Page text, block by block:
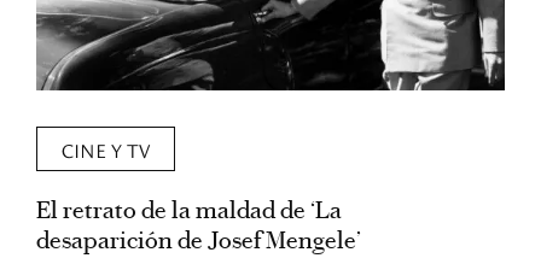
CINE Y TV
El retrato de la maldad de ‘La
desaparición de Josef Mengele’